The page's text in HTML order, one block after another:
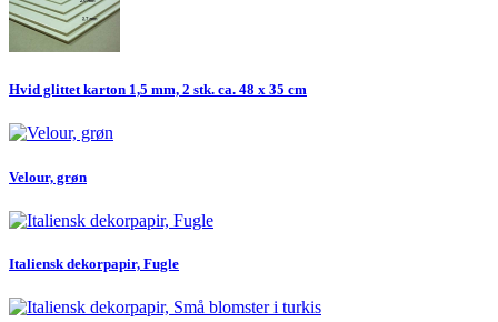
Hvid glittet karton 1,5 mm, 2 stk. ca. 48 x 35 cm
Velour, grøn
Italiensk dekorpapir, Fugle